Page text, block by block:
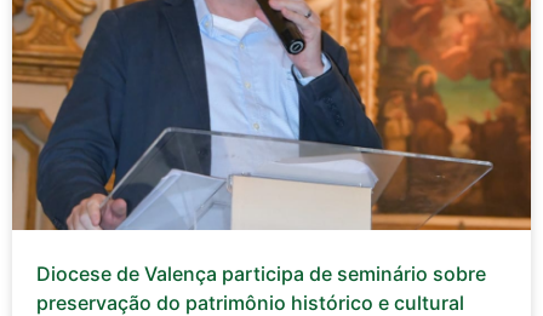
Diocese de Valença participa de seminário sobre
preservação do patrimônio histórico e cultural